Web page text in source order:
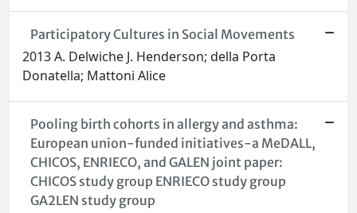
Participatory Cultures in Social Movements
2013 A. Delwiche J. Henderson; della Porta
Donatella; Mattoni Alice
Pooling birth cohorts in allergy and asthma:
European union-funded initiatives-a MeDALL,
CHICOS, ENRIECO, and GALEN joint paper:
CHICOS study group ENRIECO study group
GA2LEN study group